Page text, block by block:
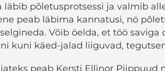
läbib põletusprotsessi ja valmib
peab läbima kannatusi, nö
Võib öelda, et töö
kuni käed-jalad liiguvad,
peab Kersti Ellinor Piippuud